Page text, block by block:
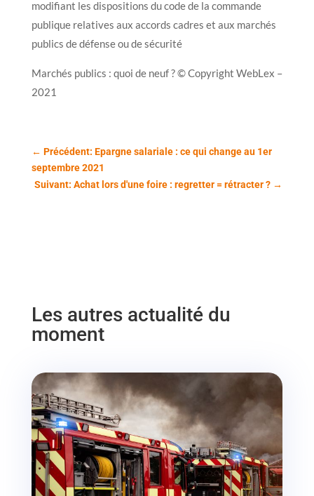
modifiant les dispositions du code de la commande
publique relatives aux accords cadres et aux marchés
publics de défense ou de sécurité
Marchés publics : quoi de neuf ? © Copyright WebLex –
2021
← Précédent: Epargne salariale : ce qui change au 1er
septembre 2021
Suivant: Achat lors d'une foire : regretter = rétracter ? →
Les autres actualité du
moment